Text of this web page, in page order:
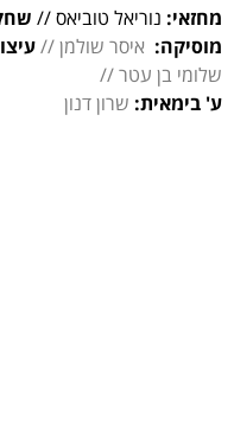
מחזאי: נוריאל טוביאס //
מוסיקה: איסר שולמן //
שלומי בן עטר //
ע' בימאית: שרון דנון